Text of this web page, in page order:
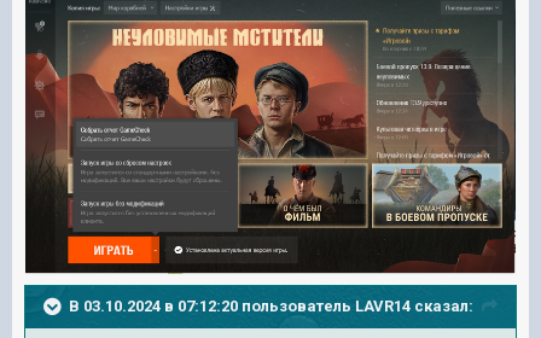
В 03.10.2024 в 07:12:20 пользователь LAVR14 сказал: